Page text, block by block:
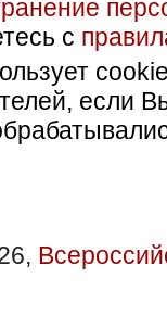
с
если